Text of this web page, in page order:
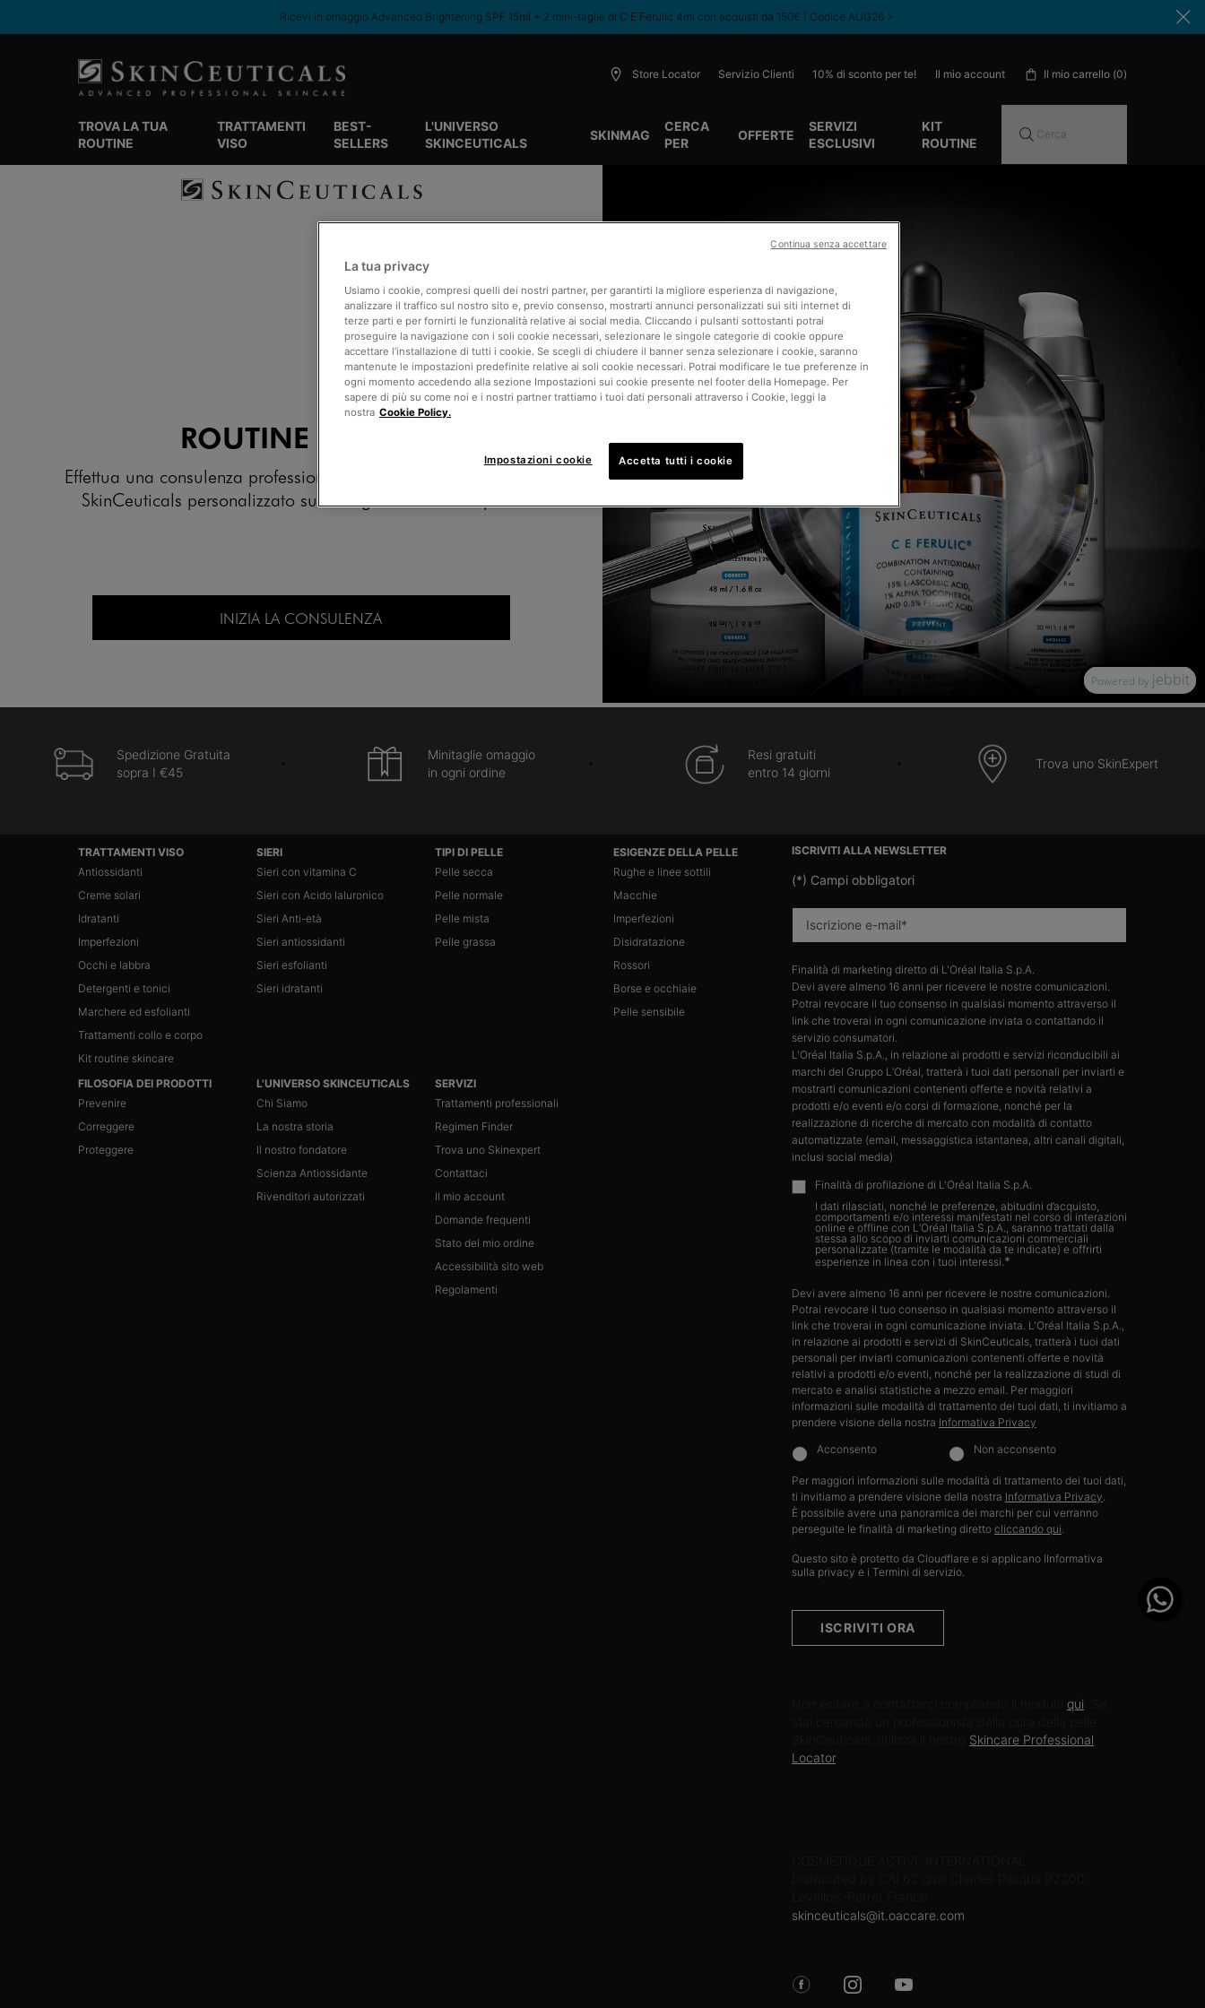
Ricevi in omaggio Advanced Brightening SPF 15ml + 2 mini-taglie di C E Ferulic 4ml con acquisti da 150€ | Codice AUG26 >​
Store Locator Servizio Clienti 10% di sconto per te! Il mio account Il mio carrello 0
0 prodotto nel carrello
TROVA LA TUA
ROUTINE
TRATTAMENTI
VISO
BEST-
SELLERS
L'UNIVERSO
SKINCEUTICALS
SKINMAG
CERCA
PER
OFFERTE
SERVIZI
ESCLUSIVI
KIT
ROUTINE
Cerca
Spedizione Gratuita
sopra I €45
Minitaglie omaggio
in ogni ordine
Resi gratuiti
entro 14 giorni
Trova uno SkinExpert
Navigazione footer
TRATTAMENTI VISO
Antiossidanti
Creme solari
Idratanti
Imperfezioni
Occhi e labbra
Detergenti e tonici
Marchere ed esfolianti
Trattamenti collo e corpo
Kit routine skincare
SIERI
Sieri con vitamina C
Sieri con Acido Ialuronico
Sieri Anti-età
Sieri antiossidanti
Sieri esfolianti
Sieri idratanti
TIPI DI PELLE
Pelle secca
Pelle normale
Pelle mista
Pelle grassa
ESIGENZE DELLA PELLE
Rughe e linee sottili
Macchie
Imperfezioni
Disidratazione
Rossori
Borse e occhiaie
Pelle sensibile
FILOSOFIA DEI PRODOTTI
Prevenire
Correggere
Proteggere
L'UNIVERSO SKINCEUTICALS
Chi Siamo
La nostra storia
Il nostro fondatore
Scienza Antiossidante
Rivenditori autorizzati
SERVIZI
Trattamenti professionali
Regimen Finder
Trova uno Skinexpert
Contattaci
Il mio account
Domande frequenti
Stato del mio ordine
Accessibilità sito web
Regolamenti
ISCRIVITI ALLA NEWSLETTER
(*) Campi obbligatori
Iscrizione e-mail*
Finalità di marketing diretto di L'Oréal Italia S.p.A.​
Devi avere almeno 16 anni per ricevere le nostre comunicazioni.​
Potrai revocare il tuo consenso in qualsiasi momento attraverso il
link che troverai in ogni comunicazione inviata o contattando il
servizio consumatori.​
L'Oréal Italia S.p.A., in relazione ai prodotti e servizi riconducibili ai
marchi del Gruppo L’Oréal, tratterà i tuoi dati personali per inviarti e
mostrarti comunicazioni contenenti offerte e novità relativi a
prodotti e/o eventi e/o corsi di formazione, nonché per la
realizzazione di ricerche di mercato con modalità di contatto
automatizzate (email, messaggistica istantanea, altri canali digitali,
inclusi social media)
Finalità di profilazione di L'Oréal Italia S.p.A.
I dati rilasciati, nonché le preferenze, abitudini d’acquisto,
comportamenti e/o interessi manifestati nel corso di interazioni
online e offline con L’Oréal Italia S.p.A., saranno trattati dalla
stessa allo scopo di inviarti comunicazioni commerciali
personalizzate (tramite le modalità da te indicate) e offrirti
esperienze in linea con i tuoi interessi.​*
Devi avere almeno 16 anni per ricevere le nostre comunicazioni.
Potrai revocare il tuo consenso in qualsiasi momento attraverso il
link che troverai in ogni comunicazione inviata. L'Oréal Italia S.p.A.,
in relazione ai prodotti e servizi di SkinCeuticals, tratterà i tuoi dati
personali per inviarti comunicazioni contenenti offerte e novità
relativi a prodotti e/o eventi, nonché per la realizzazione di studi di
mercato e analisi statistiche a mezzo email. Per maggiori
informazioni sulle modalità di trattamento dei tuoi dati, ti invitiamo a
prendere visione della nostra Informativa Privacy
Acconsento
Non acconsento
Per maggiori informazioni sulle modalità di trattamento dei tuoi dati,
ti invitiamo a prendere visione della nostra Informativa Privacy.​
È possibile avere una panoramica dei marchi per cui verranno
perseguite le finalità di marketing diretto cliccando qui.
Questo sito è protetto da Cloudflare e si applicano lInformativa
sulla privacy e i Termini di servizio.
ISCRIVITI ORA
qui
Skincare Professional
Locator.
skinceuticals@it.oaccare.com
La tua privacy
Usiamo i cookie, compresi quelli dei nostri partner, per garantirti la migliore esperienza di navigazione,
analizzare il traffico sul nostro sito e, previo consenso, mostrarti annunci personalizzati sui siti internet di
terze parti e per fornirti le funzionalità relative ai social media. Cliccando i pulsanti sottostanti potrai
proseguire la navigazione con i soli cookie necessari, selezionare le singole categorie di cookie oppure
accettare l’installazione di tutti i cookie. Se scegli di chiudere il banner senza selezionare i cookie, saranno
mantenute le impostazioni predefinite relative ai soli cookie necessari. Potrai modificare le tue preferenze in
ogni momento accedendo alla sezione Impostazioni sui cookie presente nel footer della Homepage. Per
sapere di più su come noi e i nostri partner trattiamo i tuoi dati personali attraverso i Cookie, leggi la
nostra Cookie Policy.
Impostazioni cookie Accetta tutti i cookie
Continua senza accettare